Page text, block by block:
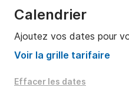
🕘 09h00 – 13h00
💶 690 €
⛽ Carburant et skipper :
Calendrier
Ajoutez vos dates pour
Voir la grille tarifaire
Effacer les dates